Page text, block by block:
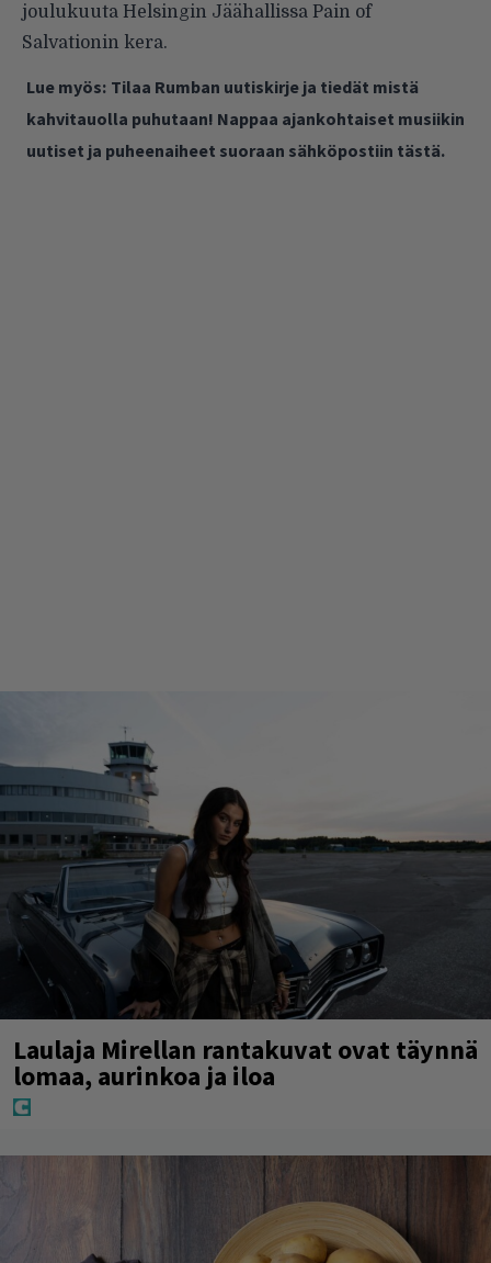
joulukuuta Helsingin Jäähallissa Pain of
Salvationin kera.
Lue myös: Tilaa Rumban uutiskirje ja tiedät mistä
kahvitauolla puhutaan! Nappaa ajankohtaiset musiikin
uutiset ja puheenaiheet suoraan sähköpostiin tästä.
Laulaja Mirellan rantakuvat ovat täynnä
lomaa, aurinkoa ja iloa